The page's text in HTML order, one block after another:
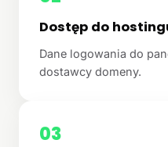
Dostęp do
Dane logowania do
dostawcy domeny.
03